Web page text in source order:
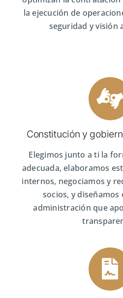
la ejecución de
seguridad y visión
Constitución y
Elegimos junto a ti la
adecuada, elaboramos
internos, negociamos y
socios, y
administración que